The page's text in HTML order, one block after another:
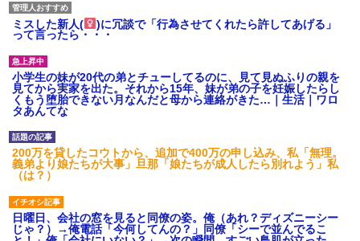
ミスした新人(
)に冗談で「行為させてくれたら許してあげる」
って言ったら・・・
小学生の妹が20代の弟とチューしてるのに、見て見ぬふりの親を
見てから実家を出た。それから15年、妹が弟の子を妊娠したらし
くもう堕胎できない月なんだと母から連絡がきた…｜生活｜ワロ
タあんてな
200万を貸したコウトから、追加で400万の申し込み、私「無理。
義弟より娘たちが大事」旦那「娘たちが成人したら別れよう」私
（は？）
日曜日、会社の窓を見ると同僚の姿。俺（あれ？ディズニーシー
じゃ？）→俺電話「今何してんの？」同僚「シーで並んでるこ